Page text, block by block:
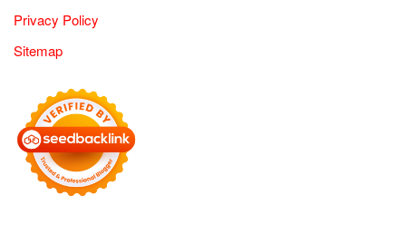
Privacy Policy
Sitemap